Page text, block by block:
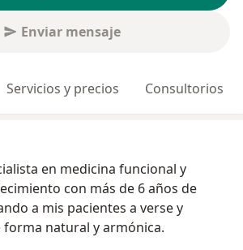
Enviar mensaje
Servicios y precios Consultorios
en medicina funcional y
con más de 6 años de
a mis pacientes a verse y
natural y armónica.